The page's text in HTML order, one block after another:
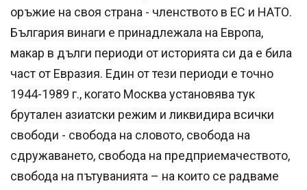
оръжие на своя страна - членството в ЕС и НАТО.
България винаги е принадлежала на Европа,
макар в дълги периоди от историята си да е била
част от Евразия. Един от тези периоди е точно
1944-1989 г., когато Москва установява тук
брутален азиатски режим и ликвидира всички
свободи - свобода на словото, свобода на
сдружаването, свобода на предприемачеството,
свобода на пътуванията – на които се радваме